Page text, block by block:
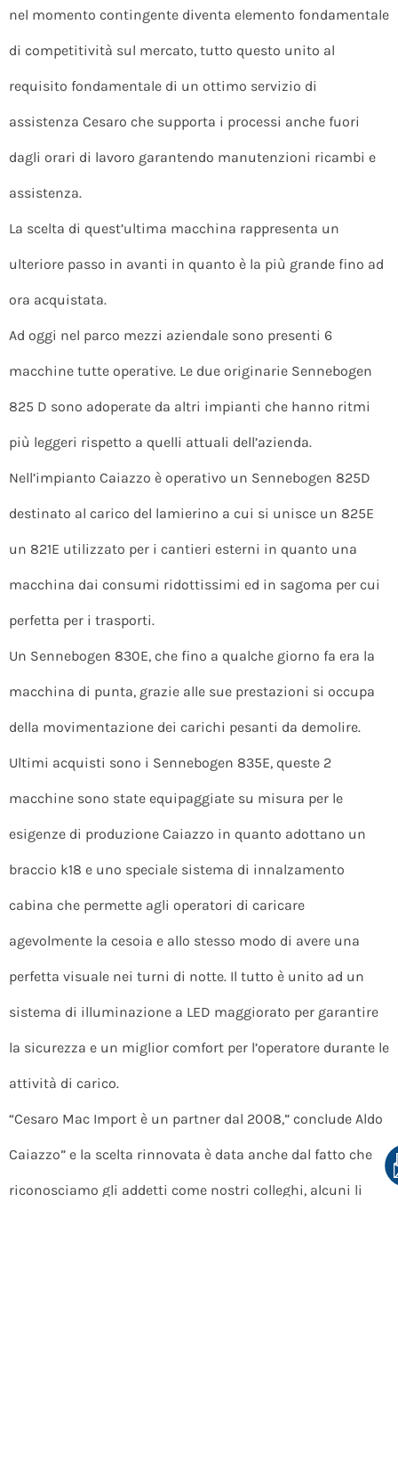
nel momento contingente diventa elemento fondamentale
di competitività sul mercato, tutto questo unito al
requisito fondamentale di un ottimo servizio di
assistenza Cesaro che supporta i processi anche fuori
dagli orari di lavoro garantendo manutenzioni ricambi e
assistenza.
La scelta di quest’ultima macchina rappresenta un
ulteriore passo in avanti in quanto è la più grande fino ad
ora acquistata.
Ad oggi nel parco mezzi aziendale sono presenti 6
macchine tutte operative. Le due originarie Sennebogen
825 D sono adoperate da altri impianti che hanno ritmi
più leggeri rispetto a quelli attuali dell’azienda.
Nell’impianto Caiazzo è operativo un Sennebogen 825D
destinato al carico del lamierino a cui si unisce un 825E
un 821E utilizzato per i cantieri esterni in quanto una
macchina dai consumi ridottissimi ed in sagoma per cui
perfetta per i trasporti.
Un Sennebogen 830E, che fino a qualche giorno fa era la
macchina di punta, grazie alle sue prestazioni si occupa
della movimentazione dei carichi pesanti da demolire.
Ultimi acquisti sono i Sennebogen 835E, queste 2
macchine sono state equipaggiate su misura per le
esigenze di produzione Caiazzo in quanto adottano un
braccio k18 e uno speciale sistema di innalzamento
cabina che permette agli operatori di caricare
agevolmente la cesoia e allo stesso modo di avere una
perfetta visuale nei turni di notte. Il tutto è unito ad un
sistema di illuminazione a LED maggiorato per garantire
la sicurezza e un miglior comfort per l’operatore durante le
attività di carico.
“Cesaro Mac Import è un partner dal 2008,” conclude Aldo
Caiazzo” e la scelta rinnovata è data anche dal fatto che
riconosciamo gli addetti come nostri colleghi, alcuni li